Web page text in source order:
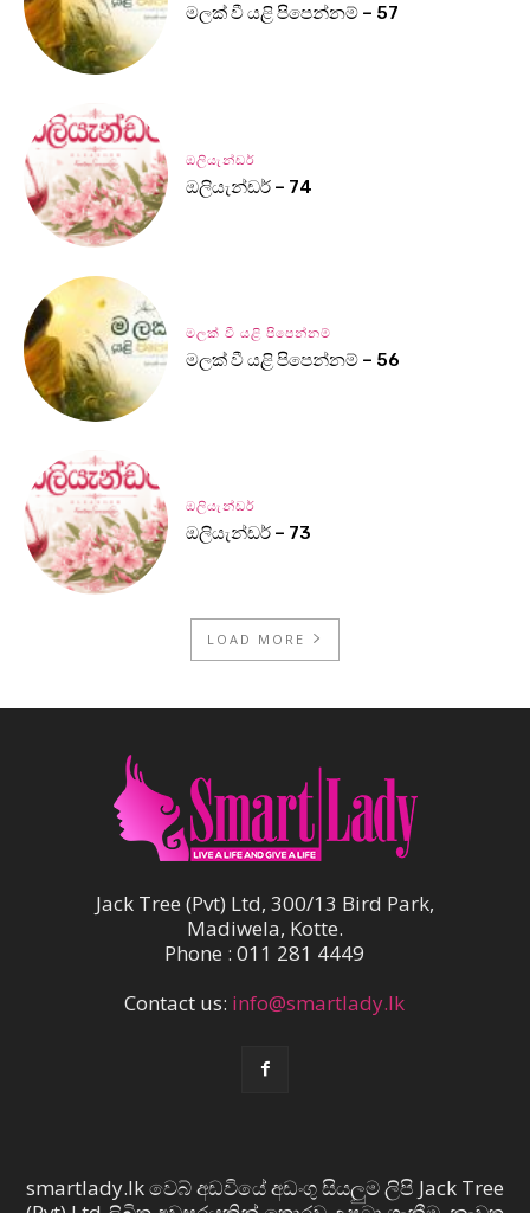
මලක් වී යළි පිපෙන්නම් – 57
ඔලියැන්ඩර්
ඔලියැන්ඩර් – 74
මලක් වී යළි පිපෙන්නම්
මලක් වී යළි පිපෙන්නම් – 56
ඔලියැන්ඩර්
ඔලියැන්ඩර් – 73
LOAD MORE
Jack Tree (Pvt) Ltd, 300/13 Bird Park,
Madiwela, Kotte.
Phone : 011 281 4449
Contact us: info@smartlady.lk
smartlady.lk වෙබ් අඩවියේ අඩංගු සියලුම ලිපි Jack Tree